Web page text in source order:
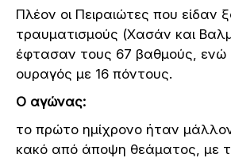
Πλέον οι Πειραιώτες που είδαν
τραυματισμούς (Χασάν και
έφτασαν τους 67 βαθμούς, ενώ
ουραγός με 16 πόντους.
Ο αγώνας:
το πρώτο ημίχρονο ήταν
κακό από άποψη θεάματος, με